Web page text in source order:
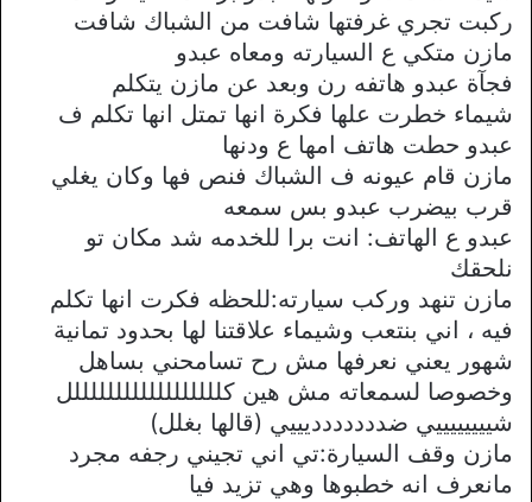
ركبت تجري غرفتها شافت من الشباك شافت
مازن متكي ع السيارته ومعاه عبدو
فجآة عبدو هاتفه رن وبعد عن مازن يتكلم
شيماء خطرت علها فكرة انها تمتل انها تكلم ف
عبدو حطت هاتف امها ع ودنها
مازن قام عيونه ف الشباك فنص فها وكان يغلي
قرب بيضرب عبدو بس سمعه
عبدو ع الهاتف: انت برا للخدمه شد مكان تو
نلحقك
مازن تنهد وركب سيارته:للحظه فكرت انها تكلم
فيه ، اني بنتعب وشيماء علاقتنا لها بحدود تمانية
شهور يعني نعرفها مش رح تسامحني بساهل
وخصوصا لسمعاته مش هين كللللللللللللللللللل
شييييييييي ضددددددديييي (قالها بغلل)
مازن وقف السيارة:تي اني تجيني رجفه مجرد
مانعرف انه خطبوها وهي تزيد فيا